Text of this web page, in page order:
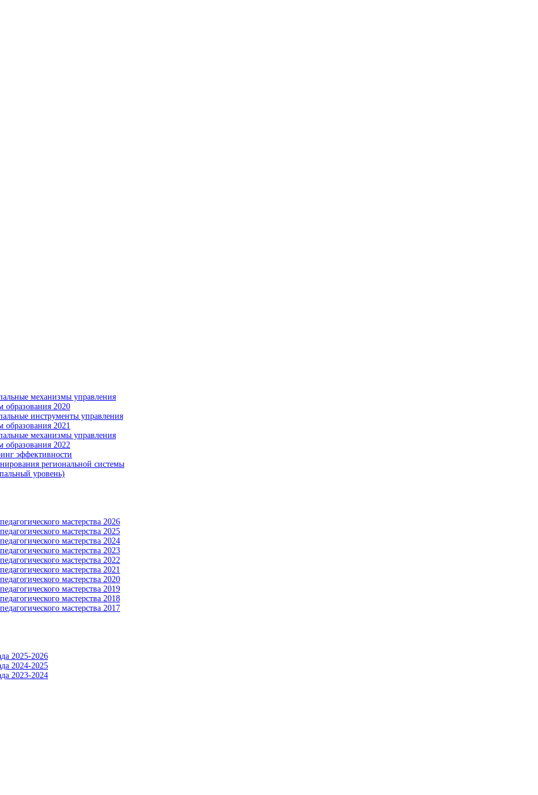
механизмы управления
образования 2020
инструменты управления
образования 2021
механизмы управления
образования 2022
эффективности
региональной системы
уровень)
мастерства 2026
мастерства 2025
мастерства 2024
мастерства 2023
мастерства 2022
мастерства 2021
мастерства 2020
мастерства 2019
мастерства 2018
мастерства 2017
2025-2026
2024-2025
2023-2024